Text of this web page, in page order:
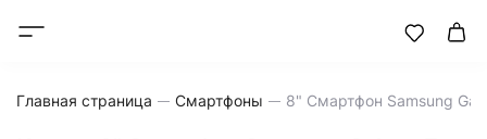
Главная страница Смартфоны